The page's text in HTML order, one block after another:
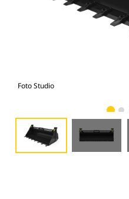
Foto Studio